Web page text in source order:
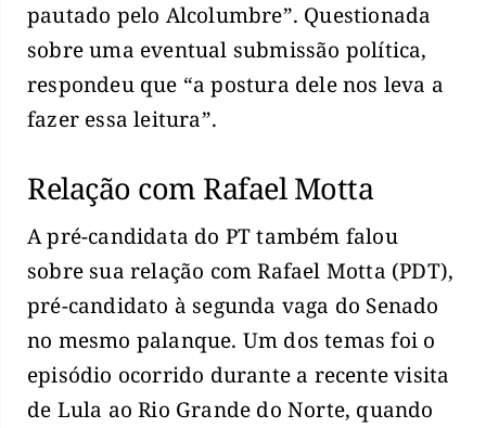
pautado pelo Alcolumbre”. Questionada
sobre uma eventual submissão política,
respondeu que “a postura dele nos leva a
fazer essa leitura”.
Relação com Rafael Motta
A pré-candidata do PT também falou
sobre sua relação com Rafael Motta (PDT),
pré-candidato à segunda vaga do Senado
no mesmo palanque. Um dos temas foi o
episódio ocorrido durante a recente visita
de Lula ao Rio Grande do Norte, quando